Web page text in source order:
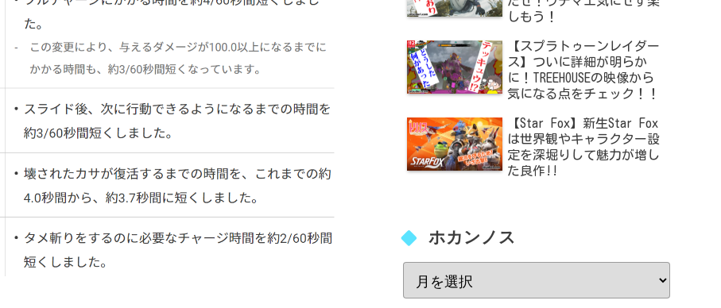
しもう！
【スプラトゥーンレイダー
ス】ついに詳細が明らか
に！TREEHOUSEの映像から
気になる点をチェック！！
【Star Fox】新生Star Fox
は世界観やキャラクター設
定を深堀りして魅力が増し
た良作!!
ホカンノス